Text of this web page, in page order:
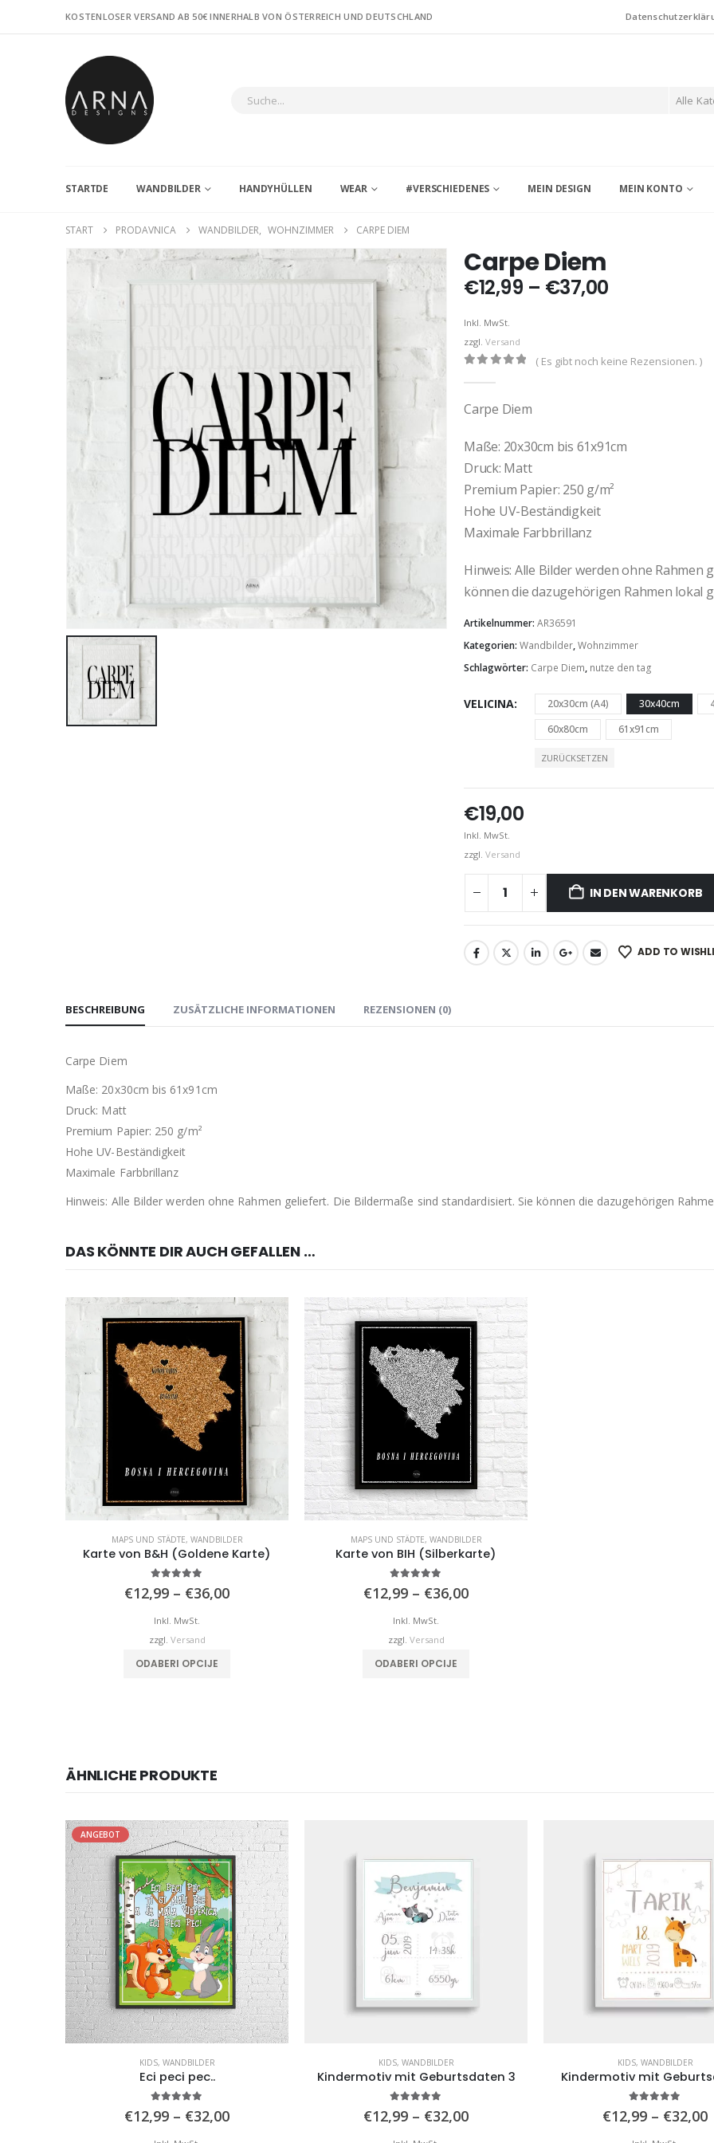
KOSTENLOSER VERSAND AB 50€ INNERHALB VON ÖSTERREICH UND DEUTSCHLAND
Alle
STARTDE WANDBILDER HANDYHÜLLEN WEAR #VERSCHIEDENES MEIN DESIGN MEIN KONTO
START PRODAVNICA WANDBILDER, WOHNZIMMER CARPE DIEM
Carpe Diem
€12,99 – €37,00
Inkl. MwSt.
zzgl. Versand
( Es gibt noch keine Rezensionen. )
Carpe Diem
Maße: 20x30cm bis 61x91cm
Druck: Matt
Premium Papier: 250 g/m²
Hohe UV-Beständigkeit
Maximale Farbbrillanz
Hinweis: Alle Bilder werden ohne Rahmen
können die dazugehörigen Rahmen lokal
Artikelnummer: AR36591
Kategorien: Wandbilder,Wohnzimmer
Schlagwörter: Carpe Diem, nutze den tag
VELICINA 20x30cm (A4) 30x40cm
60x80cm
61x91cm
ZURÜCKSETZEN
€19,00
Inkl. MwSt.
zzgl. Versand
IN DEN WARENKORB
ADD TO
BESCHREIBUNG ZUSÄTZLICHE INFORMATIONEN REZENSIONEN (0)
Carpe Diem
Maße: 20x30cm bis 61x91cm
Druck: Matt
Premium Papier: 250 g/m²
Hohe UV-Beständigkeit
Maximale Farbbrillanz
Hinweis: Alle Bilder werden ohne Rahmen geliefert. Die Bildermaße sind standardisiert. Sie können die dazugehörigen
DAS KÖNNTE DIR AUCH GEFALLEN …
MAPS UND STÄDTE, WANDBILDER
Karte von B&H (Goldene Karte)
€12,99 – €36,00Preisspanne:
Inkl. MwSt.
zzgl. Versand
ODABERI OPCIJE
MAPS UND STÄDTE, WANDBILDER
Karte von BIH (Silberkarte)
€12,99 – €36,00Preisspanne:
Inkl. MwSt.
zzgl. Versand
ODABERI OPCIJE
ÄHNLICHE PRODUKTE
ANGEBOT
KIDS, WANDBILDER
Eci peci pec..
€12,99 – €32,00Preisspanne:
KIDS, WANDBILDER
Kindermotiv mit Geburtsdaten 3
€12,99 – €32,00Preisspanne:
KIDS, WANDBILDER
Kindermotiv mit
€12,99 – €32,00